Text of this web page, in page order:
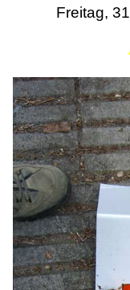
Termine
Freitag,